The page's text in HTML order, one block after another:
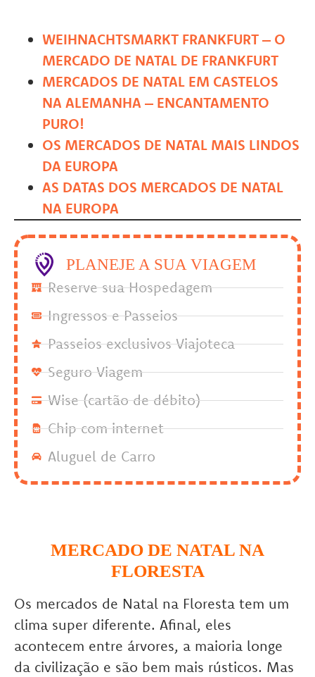
WEIHNACHTSMARKT FRANKFURT – O
MERCADO DE NATAL DE FRANKFURT
MERCADOS DE NATAL EM CASTELOS
NA ALEMANHA – ENCANTAMENTO
PURO!
OS MERCADOS DE NATAL MAIS LINDOS
DA EUROPA
AS DATAS DOS MERCADOS DE NATAL
NA EUROPA
PLANEJE A SUA VIAGEM
Reserve sua Hospedagem
Ingressos e Passeios
Passeios exclusivos Viajoteca
Seguro Viagem
Wise (cartão de débito)
Chip com internet
Aluguel de Carro
MERCADO DE NATAL NA
FLORESTA
Os mercados de Natal na Floresta tem um
clima super diferente. Afinal, eles
acontecem entre árvores, a maioria longe
da civilização e são bem mais rústicos. Mas